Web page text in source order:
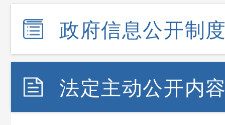
政府信息公开制
法定主动公开内